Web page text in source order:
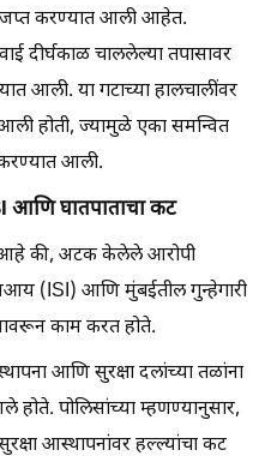
करण्यात आली आहेत.
दीर्घकाळ चाललेल्या तपासावर
आली. या गटाच्या हालचालींवर
होती, ज्यामुळे एका समन्वित
आली.
आणि घातपाताचा कट
आहे की, अटक केलेले आरोपी
(ISI) आणि मुंबईतील गुन्हेगारी
काम करत होते.
आणि सुरक्षा दलांच्या तळांना
पोलिसांच्या म्हणण्यानुसार,
आस्थापनांवर हल्ल्यांचा कट